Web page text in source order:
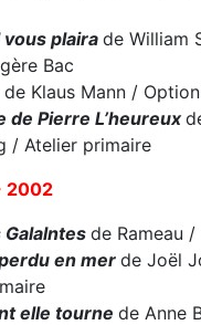
vous plaira de William
Bac
de Klaus Mann /
de Pierre L’heureux
/ Atelier primaire
2002
Galalntes de Rameau
en merde Joël
elle tourne de Anne